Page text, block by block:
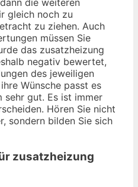
die weiteren
gleich noch zu
zu ziehen. Auch
müssen Sie
das zusatzheizung
negativ bewertet,
des jeweiligen
Wünsche passt es
gut. Es ist immer
Hören Sie nicht
sondern bilden Sie sich
zusatzheizung